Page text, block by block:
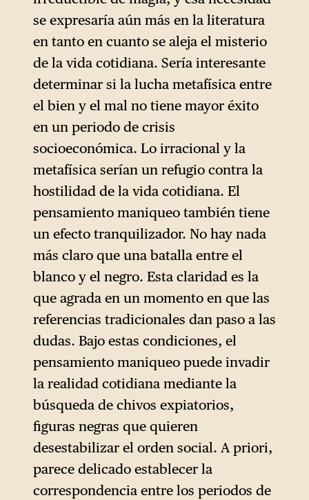
se expresaría aún más en la literatura
en tanto en cuanto se aleja el misterio
de la vida cotidiana. Sería interesante
determinar si la lucha metafísica entre
el bien y el mal no tiene mayor éxito
en un periodo de crisis
socioeconómica. Lo irracional y la
metafísica serían un refugio contra la
hostilidad de la vida cotidiana. El
pensamiento maniqueo también tiene
un efecto tranquilizador. No hay nada
más claro que una batalla entre el
blanco y el negro. Esta claridad es la
que agrada en un momento en que las
referencias tradicionales dan paso a las
dudas. Bajo estas condiciones, el
pensamiento maniqueo puede invadir
la realidad cotidiana mediante la
búsqueda de chivos expiatorios,
figuras negras que quieren
desestabilizar el orden social. A priori,
parece delicado establecer la
correspondencia entre los periodos de